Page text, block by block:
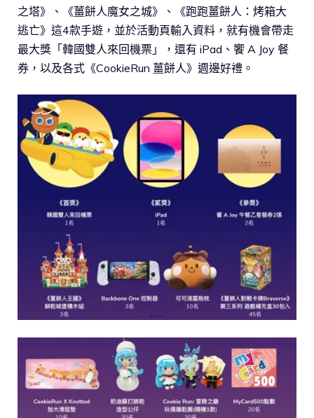
之塔》、《薑餅人魔女之城》、《跑跑薑餅人：烤箱大
逃亡》這4款手遊，並於活動頁輸入資料，就有機會帶走
最大獎「韓國雙人來回機票」，還有 iPad、饗 A Joy 餐
券，以及各式《CookieRun 薑餅人》週邊好禮。